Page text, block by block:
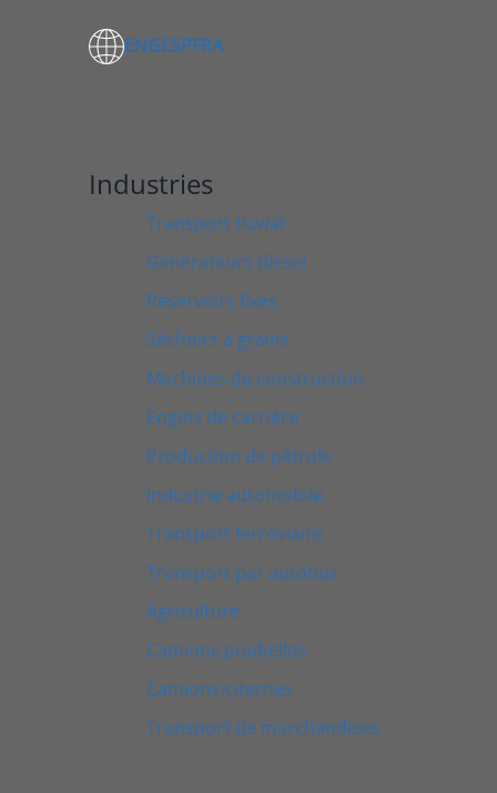
ENGESPFRA
Industries
Transport fluvial
Générateurs diesel
Réservoirs fixes
Séchoirs à grains
Machines de construction
Engins de carrière
Production de pétrole
Industrie automobile
Transport ferroviaire
Transport par autobus
Agriculture
Camions poubelles
Camions-citernes
Transport de marchandises